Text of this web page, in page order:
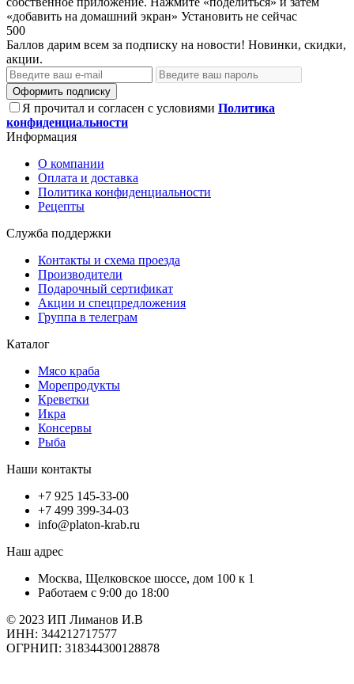
«добавить на домашний экран» Установить не сейчас
500
Баллов дарим всем за подписку на новости! Новинки, скидки,
акции.
Оформить подписку
Я прочитал и согласен с условиями Политика
конфиденциальности
Информация
О компании
Оплата и доставка
Политика конфиденциальности
Рецепты
Служба поддержки
Контакты и схема проезда
Производители
Подарочный сертификат
Акции и спецпредложения
Группа в телеграм
Каталог
Мясо краба
Морепродукты
Креветки
Икра
Консервы
Рыба
Наши контакты
+7 925 145-33-00
+7 499 399-34-03
info@platon-krab.ru
Наш адрес
Москва, Щелковское шоссе, дом 100 к 1
Работаем с 9:00 до 18:00
© 2023 ИП Лиманов И.В
ИНН: 344212717577
ОГРНИП: 318344300128878